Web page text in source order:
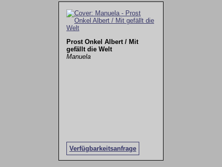
Prost Onkel Albert / Mit
gefällt die Welt
Manuela
Verfügbarkeitsanfrage